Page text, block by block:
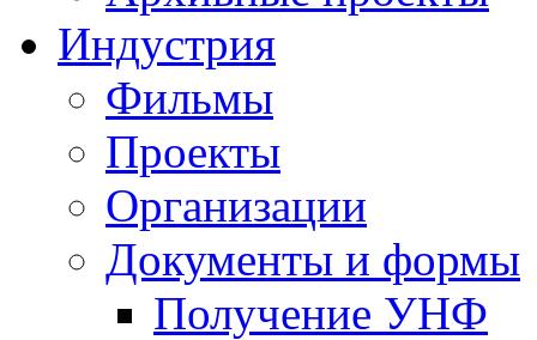
Индустрия
Фильмы
Проекты
Организации
Документы и формы
Получение УНФ